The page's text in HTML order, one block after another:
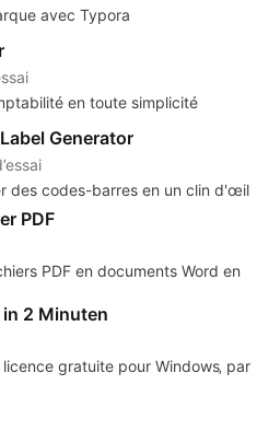
avec Typora
en toute simplicité
Generator
des codes-barres en un clin d'œil
PDF
PDF en documents Word en
2 Minuten
gratuite pour Windows‚ par